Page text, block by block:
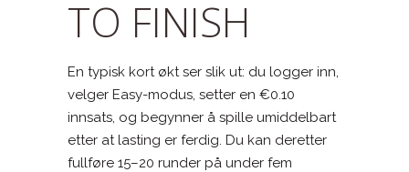
TO FINISH
En typisk kort økt ser slik ut: du logger inn,
velger Easy-modus, setter en €0.10
innsats, og begynner å spille umiddelbart
etter at lasting er ferdig. Du kan deretter
fullføre 15–20 runder på under fem